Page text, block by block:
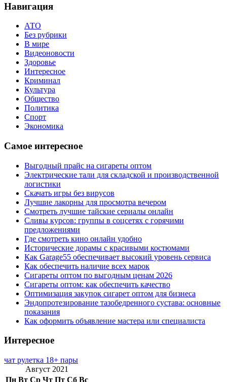
Навигация
АТО
Без рубрики
В мире
Видеоновости
Здоровье
Интересное
Криминал
Культура
Общество
Политика
Спорт
Экономика
Самое интересное
Выгодный прайс на сигареты оптом
Электрические тали для складской и производственной
логистики
Скачать игры без вирусов
Лучшие лакорны для просмотра вечером
Смотреть лучшие тайские сериалы онлайн
Сливы курсов: группы в соцсетях с горячими
предложениями
Где смотреть кино онлайн удобно
Исторические дорамы с красивыми костюмами
Как Garage55 обеспечивает высокий уровень сервиса
Как обеспечить наличие всех марок
Сигареты оптом по выгодным ценам 2026
Сигареты оптом: как обеспечить качество
Оптимизация закупок сигарет оптом для бизнеса
Эндопротезирование тазобедренного сустава: основные
показания
Как оформить объявление мастера или специалиста
Интересное
чат рулетка 18+ пары
Август 2021
Пн Вт Ср Чт Пт Сб Вс